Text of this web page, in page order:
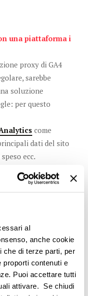
al
anche cookie
che di terze parti, per
proporti contenuti e
Puoi accettare tutti
attivare. Se chiudi
una piattaforma i
proxy di GA4
sarebbe
soluzione
per questo
come
dati del sito
ecc.
parametrizzare le
parte delle analisi
versione a
proprietari o in
il GDPR, Server in
che si occupa